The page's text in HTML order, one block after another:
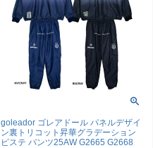
goleador ゴレアドール パネルデザイ
ン裏トリコット昇華グラデーション
ピステ パンツ25AW G2665 G2668